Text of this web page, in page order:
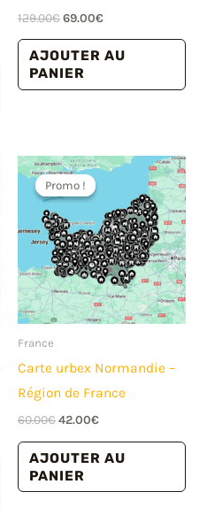
129.00€Le
initial
était :
129.00€.
69.00€Le
actuel
est :
AJOUTER AU
PANIER
Promo !
Promo !
France
Carte urbex Normandie –
Région de France
60.00€Le
initial
était :
60.00€.
42.00€Le
actuel
est :
AJOUTER AU
PANIER